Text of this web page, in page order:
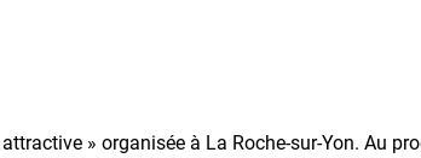
» organisée à La Roche-sur-Yon. Au